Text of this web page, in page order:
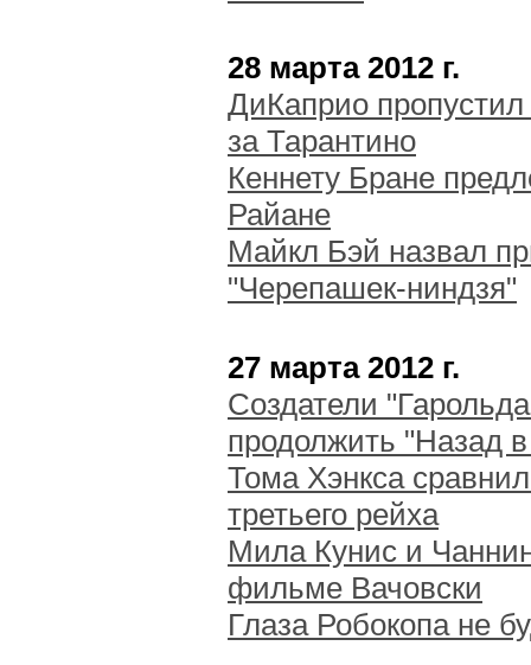
28 марта 2012 г.
ДиКаприо
за Тарантино
Кеннету Бране
Райане
Майкл Бэй назвал
"Черепашек-ниндзя"
27 марта 2012 г.
Создатели
продолжить "Назад
Тома Хэнкса
третьего рейха
Мила Кунис и
фильме Вачовски
Глаза Робокопа не